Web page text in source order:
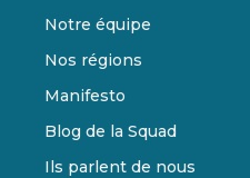
Notre équipe
Nos régions
Manifesto
Blog de la Squad
Ils parlent de nous